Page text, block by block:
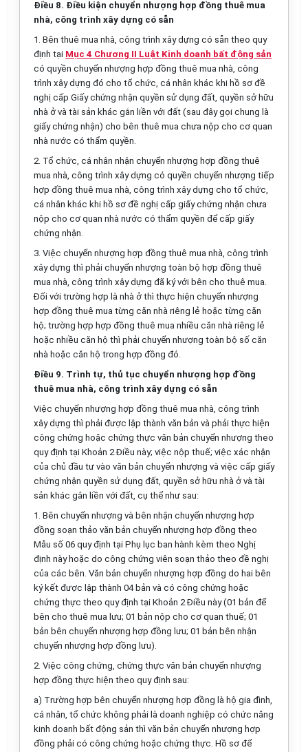
Điều 8. Điều kiện chuyển nhượng hợp đồng thuê mua
nhà, công trình xây dựng có sẵn
1. Bên thuê mua nhà, công trình xây dựng có sẵn theo quy
định tại Mục 4 Chương II Luật Kinh doanh bất động sản
có quyền chuyển nhượng hợp đồng thuê mua nhà, công
trình xây dựng đó cho tổ chức, cá nhân khác khi hồ sơ đề
nghị cấp Giấy chứng nhận quyền sử dụng đất, quyền sở hữu
nhà ở và tài sản khác gắn liền với đất (sau đây gọi chung là
giấy chứng nhận) cho bên thuê mua chưa nộp cho cơ quan
nhà nước có thẩm quyền.
2. Tổ chức, cá nhân nhận chuyển nhượng hợp đồng thuê
mua nhà, công trình xây dựng có quyền chuyển nhượng tiếp
hợp đồng thuê mua nhà, công trình xây dựng cho tổ chức,
cá nhân khác khi hồ sơ đề nghị cấp giấy chứng nhận chưa
nộp cho cơ quan nhà nước có thẩm quyền để cấp giấy
chứng nhận.
3. Việc chuyển nhượng hợp đồng thuê mua nhà, công trình
xây dựng thì phải chuyển nhượng toàn bộ hợp đồng thuê
mua nhà, công trình xây dựng đã ký với bên cho thuê mua.
Đối với trường hợp là nhà ở thì thực hiện chuyển nhượng
hợp đồng thuê mua từng căn nhà riêng lẻ hoặc từng căn
hộ; trường hợp hợp đồng thuê mua nhiều căn nhà riêng lẻ
hoặc nhiều căn hộ thì phải chuyển nhượng toàn bộ số căn
nhà hoặc căn hộ trong hợp đồng đó.
Điều 9. Trình tự, thủ tục chuyển nhượng hợp đồng
thuê mua nhà, công trình xây dựng có sẵn
Việc chuyển nhượng hợp đồng thuê mua nhà, công trình
xây dựng thì phải được lập thành văn bản và phải thực hiện
công chứng hoặc chứng thực văn bản chuyển nhượng theo
quy định tại Khoản 2 Điều này; việc nộp thuế; việc xác nhận
của chủ đầu tư vào văn bản chuyển nhượng và việc cấp giấy
chứng nhận quyền sử dụng đất, quyền sở hữu nhà ở và tài
sản khác gắn liền với đất, cụ thể như sau:
1. Bên chuyển nhượng và bên nhận chuyển nhượng hợp
đồng soạn thảo văn bản chuyển nhượng hợp đồng theo
Mẫu số 06 quy định tại Phụ lục ban hành kèm theo Nghị
định này hoặc do công chứng viên soạn thảo theo đề nghị
của các bên. Văn bản chuyển nhượng hợp đồng do hai bên
ký kết được lập thành 04 bản và có công chứng hoặc
chứng thực theo quy định tại Khoản 2 Điều này (01 bản để
bên cho thuê mua lưu; 01 bản nộp cho cơ quan thuế; 01
bản bên chuyển nhượng hợp đồng lưu; 01 bản bên nhận
chuyển nhượng hợp đồng lưu).
2. Việc công chứng, chứng thực văn bản chuyển nhượng
hợp đồng thực hiện theo quy định sau:
a) Trường hợp bên chuyển nhượng hợp đồng là hộ gia đình,
cá nhân, tổ chức không phải là doanh nghiệp có chức năng
kinh doanh bất động sản thì văn bản chuyển nhượng hợp
đồng phải có công chứng hoặc chứng thực. Hồ sơ để